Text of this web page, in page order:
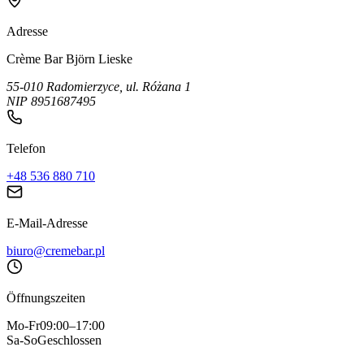
Adresse
Crème Bar Björn Lieske
55-010 Radomierzyce, ul. Różana 1
NIP 8951687495
Telefon
+48 536 880 710
E-Mail-Adresse
biuro@cremebar.pl
Öffnungszeiten
Mo-Fr09:00–17:00
Sa-SoGeschlossen